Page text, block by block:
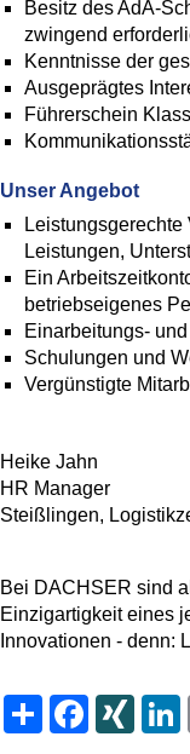
Besitz des AdA-
zwingend
Kenntnisse der
Ausgeprägtes
Führerschein
Unser Angebot
Leistungen,
Ein
betriebseigenes
Einarbeitungs-
Schulungen und
Vergünstigte
Heike Jahn
HR Manager
Steißlingen,
Bei DACHSER sind
Einzigartigkeit eines
Innovationen - denn:
Share FacebookXING